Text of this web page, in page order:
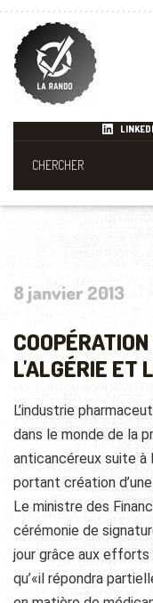
8 janvier 2013
L'ALGÉRIE ET
L’industrie
dans le monde de la
anticancéreux suite à
portant création
Le ministre des
cérémonie de
jour grâce aux efforts
qu’«il répondra